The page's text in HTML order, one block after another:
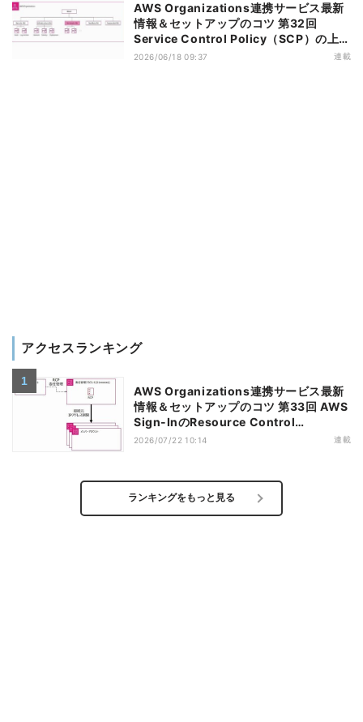
AWS Organizations連携サービス最新
情報＆セットアップのコツ 第32回
Service Control Policy（SCP）の上限
緩和のアップデートがもたらすメリット
2026/06/18 09:37 連載
アクセスランキング
AWS Organizations連携サービス最新
情報＆セットアップのコツ 第33回 AWS
Sign-InのResource Control
Policy（RCP）対応のメリットと注意点
2026/07/22 10:14 連載
ランキングをもっと見る